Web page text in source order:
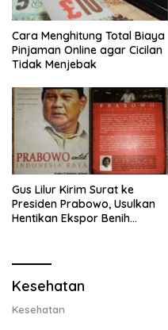
Cara Menghitung Total Biaya
Pinjaman Online agar Cicilan
Tidak Menjebak
Gus Lilur Kirim Surat ke
Presiden Prabowo, Usulkan
Hentikan Ekspor Benih
Kesehatan
Kesehatan